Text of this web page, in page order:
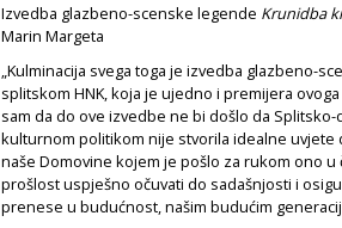
Izvedba glazbeno-scenske legende Krunidba
Marin Margeta
„Kulminacija svega toga je izvedba glazbeno-
splitskom HNK, koja je ujedno i premijera
sam da do ove izvedbe ne bi došlo da
kulturnom politikom nije stvorila idealne
naše Domovine kojem je pošlo za rukom ono
prošlost uspješno očuvati do sadašnjosti i
prenese u budućnost, našim budućim